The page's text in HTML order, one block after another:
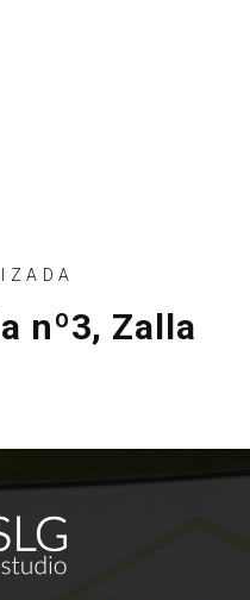
nº3, Zalla